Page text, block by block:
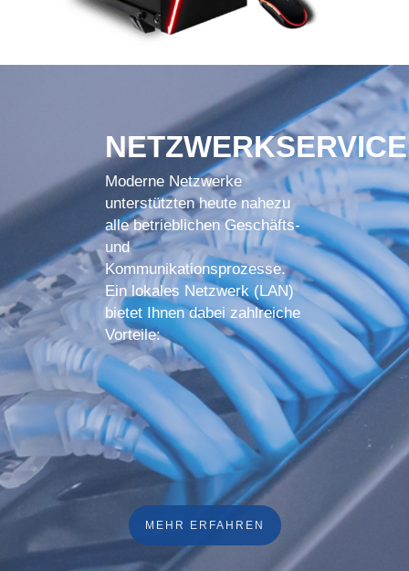
NETZWERKSERVICE
Moderne Netzwerke
unterstützten heute nahezu
alle betrieblichen Geschäfts-
und
Kommunikationsprozesse.
Ein lokales Netzwerk (LAN)
bietet Ihnen dabei zahlreiche
Vorteile:
MEHR ERFAHREN